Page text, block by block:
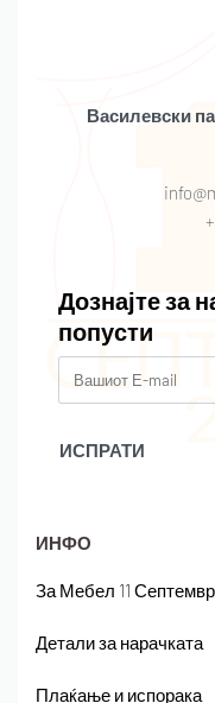
Василевски
ИНФО
За Мебел 11
Детали за нарачката
Плаќање и испорака
Дознајте за
попусти